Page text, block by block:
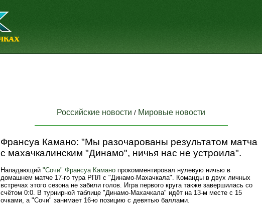
Российские новости / Мировые новости
Франсуа Камано: "Мы разочарованы результатом матча
с махачкалинским "Динамо", ничья нас не устроила".
Нападающий "Сочи" Франсуа Камано прокомментировал нулевую ничью в
домашнем матче 17-го тура РПЛ с "Динамо-Махачкала". Команды в двух личных
встречах этого сезона не забили голов. Игра первого круга также завершилась со
счётом 0:0. В турнирной таблице "Динамо-Махачкала" идёт на 13-м месте с 15
очками, а "Сочи" занимает 16-ю позицию с девятью баллами.